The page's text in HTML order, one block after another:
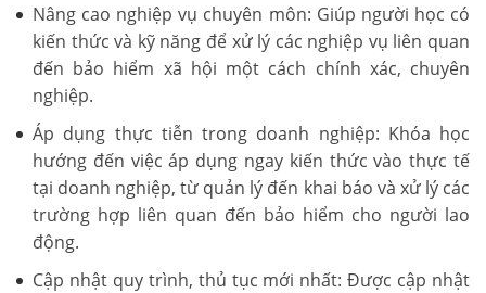
Nâng cao nghiệp vụ chuyên môn: Giúp người học có
kiến thức và kỹ năng để xử lý các nghiệp vụ liên quan
đến bảo hiểm xã hội một cách chính xác, chuyên
nghiệp.
Áp dụng thực tiễn trong doanh nghiệp: Khóa học
hướng đến việc áp dụng ngay kiến thức vào thực tế
tại doanh nghiệp, từ quản lý đến khai báo và xử lý các
trường hợp liên quan đến bảo hiểm cho người lao
động.
Cập nhật quy trình, thủ tục mới nhất: Được cập nhật